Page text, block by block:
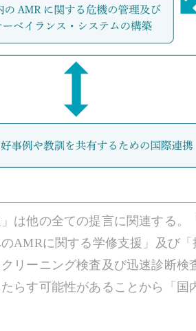
は他の全ての提言に関連する
AMRに関する学修支援」及び
リーニング検査及び迅速診断検
らす可能性があることから「